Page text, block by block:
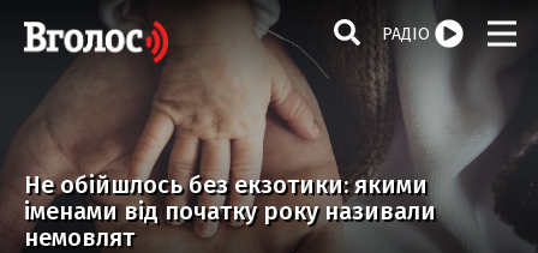
РАДІО
Не обійшлось без екзотики: якими
іменами від початку року називали
немовлят